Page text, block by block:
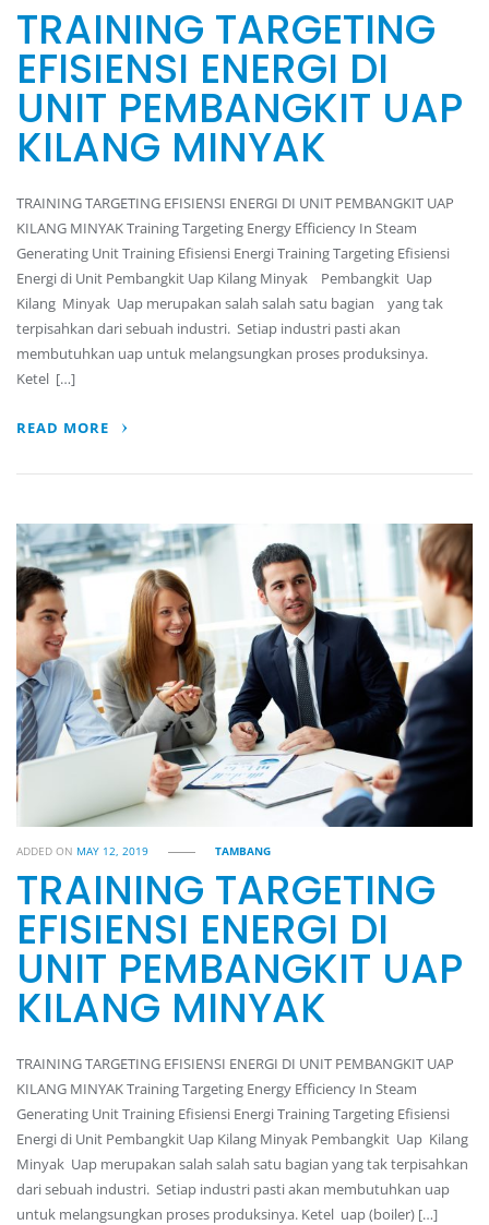
TRAINING TARGETING
EFISIENSI ENERGI DI
UNIT PEMBANGKIT UAP
KILANG MINYAK
TRAINING TARGETING EFISIENSI ENERGI DI UNIT PEMBANGKIT UAP
KILANG MINYAK Training Targeting Energy Efficiency In Steam
Generating Unit Training Efisiensi Energi Training Targeting Efisiensi
Energi di Unit Pembangkit Uap Kilang Minyak Pembangkit Uap
Kilang Minyak Uap merupakan salah salah satu bagian yang tak
terpisahkan dari sebuah industri. Setiap industri pasti akan
membutuhkan uap untuk melangsungkan proses produksinya.
Ketel […]
READ MORE
ADDED ON MAY 12, 2019 TAMBANG
TRAINING TARGETING
EFISIENSI ENERGI DI
UNIT PEMBANGKIT UAP
KILANG MINYAK
TRAINING TARGETING EFISIENSI ENERGI DI UNIT PEMBANGKIT UAP
KILANG MINYAK Training Targeting Energy Efficiency In Steam
Generating Unit Training Efisiensi Energi Training Targeting Efisiensi
Energi di Unit Pembangkit Uap Kilang Minyak Pembangkit Uap Kilang
Minyak Uap merupakan salah salah satu bagian yang tak terpisahkan
dari sebuah industri. Setiap industri pasti akan membutuhkan uap
untuk melangsungkan proses produksinya. Ketel uap (boiler) […]